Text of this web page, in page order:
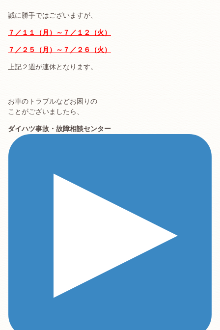
誠に勝手ではございますが、
７／１１（月）～７／１２（火）
７／２５（月）～７／２６（火）
上記２週が連休となります。
お車のトラブルなどお困りの
ことがございましたら、
ダイハツ事故・故障相談センター